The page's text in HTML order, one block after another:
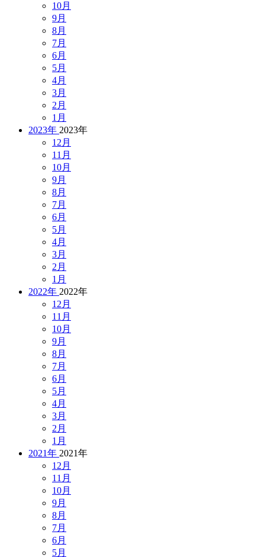
10月
9月
8月
7月
6月
5月
4月
3月
2月
1月
2023年 2023年
12月
11月
10月
9月
8月
7月
6月
5月
4月
3月
2月
1月
2022年 2022年
12月
11月
10月
9月
8月
7月
6月
5月
4月
3月
2月
1月
2021年 2021年
12月
11月
10月
9月
8月
7月
6月
5月